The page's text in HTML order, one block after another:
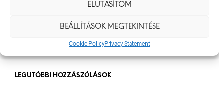
ELUTASÍTOM
BEÁLLÍTÁSOK MEGTEKINTÉSE
Cookie PolicyPrivacy Statement
A Munkavédelmi Rendelet És A Biztonsági Táblák: Az
LEGUTÓBBI HOZZÁSZÓLÁSOK